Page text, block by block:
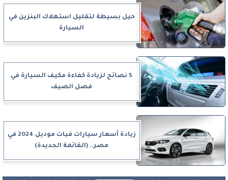
حيل بسيطة لتقليل استهلاك البنزين في
السيارة
5 نصائح لزيادة كفاءة مكيف السيارة في
فصل الصيف
زيادة أسعار سيارات فيات موديل 2024 في
مصر.. (القائمة الجديدة)